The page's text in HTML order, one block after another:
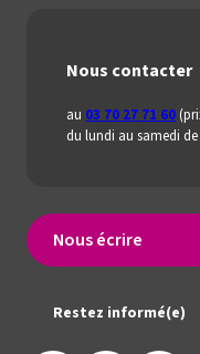
Nous contacter
au 03 70 27 71 60
du lundi au samedi de
Nous écrire
Restez informé(e)